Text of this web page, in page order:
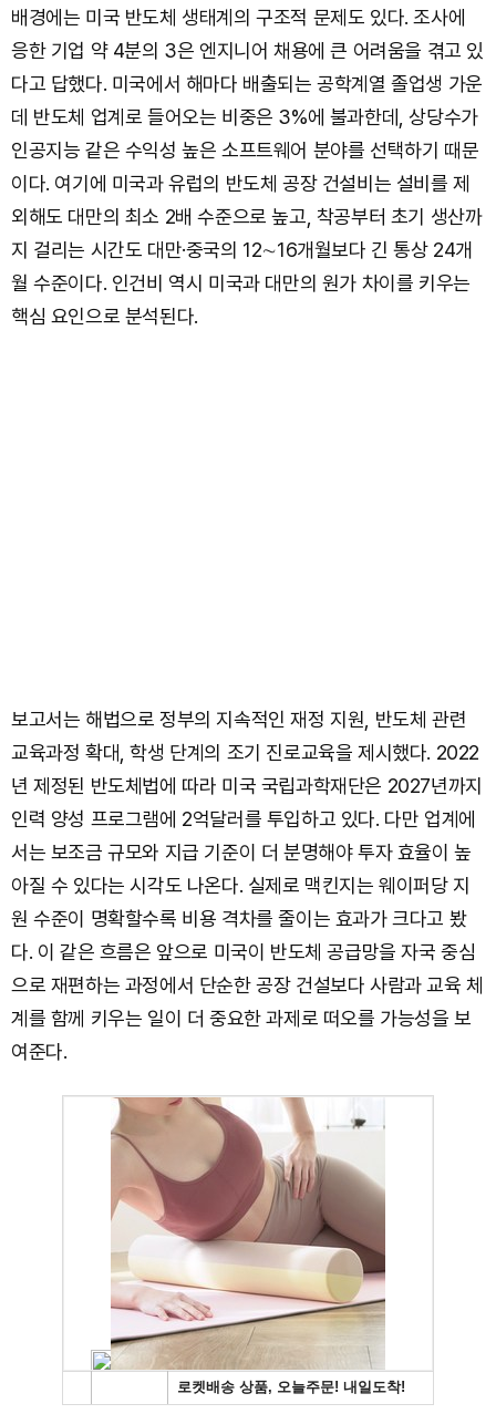
배경에는 미국 반도체 생태계의 구조적 문제도 있다. 조사에
응한 기업 약 4분의 3은 엔지니어 채용에 큰 어려움을 겪고 있
다고 답했다. 미국에서 해마다 배출되는 공학계열 졸업생 가운
데 반도체 업계로 들어오는 비중은 3%에 불과한데, 상당수가
인공지능 같은 수익성 높은 소프트웨어 분야를 선택하기 때문
이다. 여기에 미국과 유럽의 반도체 공장 건설비는 설비를 제
외해도 대만의 최소 2배 수준으로 높고, 착공부터 초기 생산까
지 걸리는 시간도 대만·중국의 12∼16개월보다 긴 통상 24개
월 수준이다. 인건비 역시 미국과 대만의 원가 차이를 키우는
핵심 요인으로 분석된다.
보고서는 해법으로 정부의 지속적인 재정 지원, 반도체 관련
교육과정 확대, 학생 단계의 조기 진로교육을 제시했다. 2022
년 제정된 반도체법에 따라 미국 국립과학재단은 2027년까지
인력 양성 프로그램에 2억달러를 투입하고 있다. 다만 업계에
서는 보조금 규모와 지급 기준이 더 분명해야 투자 효율이 높
아질 수 있다는 시각도 나온다. 실제로 맥킨지는 웨이퍼당 지
원 수준이 명확할수록 비용 격차를 줄이는 효과가 크다고 봤
다. 이 같은 흐름은 앞으로 미국이 반도체 공급망을 자국 중심
으로 재편하는 과정에서 단순한 공장 건설보다 사람과 교육 체
계를 함께 키우는 일이 더 중요한 과제로 떠오를 가능성을 보
여준다.